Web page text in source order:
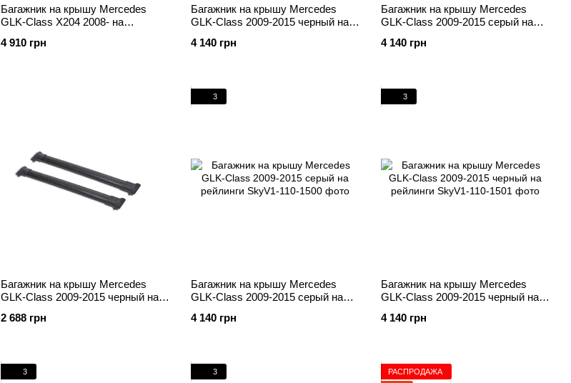
Багажник на крышу Mercedes
GLK-Class X204 2008- на
4 910 грн
Багажник на крышу Mercedes
GLK-Class 2009-2015 черный на
4 140 грн
Багажник на крышу Mercedes
GLK-Class 2009-2015 серый на
4 140 грн
Багажник на крышу Mercedes
GLK-Class 2009-2015 черный на
2 688 грн
3
Багажник на крышу Mercedes
GLK-Class 2009-2015 серый на
4 140 грн
3
Багажник на крышу Mercedes
GLK-Class 2009-2015 черный на
4 140 грн
3 3
РАСПРОДАЖА